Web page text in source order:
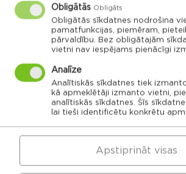
Dricānu apvienības
pārvalde
Naglu civil parish
pagasts,
Kantinieku civil
parish
Gaigalavas
pagasts,
Rēzeknes
novads
Struzanu civil
parish
Nautrenu civil
parish
parish
Veremu civil
Deksares civil
Obligātās Obligāts
Obligātās sīkdatnes nodrošina
pamatfunkcijas, piemēram,
pārvaldību. Bez obligātajām
vietni nav iespējams pienācīgi
Analīze
Analītiskās sīkdatnes tiek
kā apmeklētāji izmanto vietni,
analītiskās sīkdatnes. Šīs
lai tieši identificētu konkrētu
Apstiprināt visas